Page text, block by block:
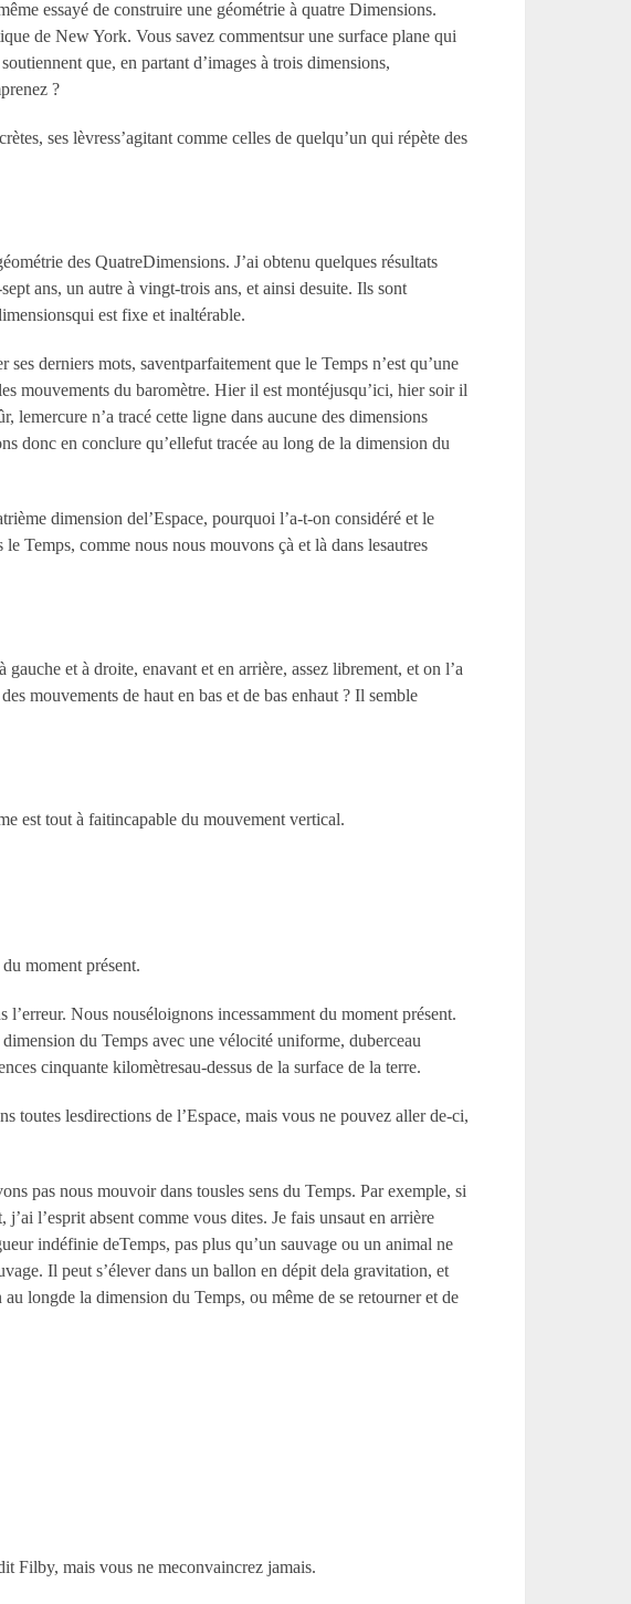
essayé de construire une géométrie à quatre Dimensions.
de New York. Vous savez commentsur une surface plane qui
que, en partant d’images à trois dimensions,
?
ses lèvress’agitant comme celles de quelqu’un qui répète des
des QuatreDimensions. J’ai obtenu quelques résultats
ans, un autre à vingt-trois ans, et ainsi desuite. Ils sont
est fixe et inaltérable.
derniers mots, saventparfaitement que le Temps n’est qu’une
mouvements du baromètre. Hier il est montéjusqu’ici, hier soir il
lemercure n’a tracé cette ligne dans aucune des dimensions
donc en conclure qu’ellefut tracée au long de la dimension du
dimension del’Espace, pourquoi l’a-t-on considéré et le
Temps, comme nous nous mouvons çà et là dans lesautres
et à droite, enavant et en arrière, assez librement, et on l’a
mouvements de haut en bas et de bas enhaut ? Il semble
est tout à faitincapable du mouvement vertical.
moment présent.
Nous nouséloignons incessamment du moment présent.
du Temps avec une vélocité uniforme, duberceau
cinquante kilomètresau-dessus de la surface de la terre.
lesdirections de l’Espace, mais vous ne pouvez aller de-ci,
pas nous mouvoir dans tousles sens du Temps. Par exemple, si
l’esprit absent comme vous dites. Je fais unsaut en arrière
indéfinie deTemps, pas plus qu’un sauvage ou un animal ne
Il peut s’élever dans un ballon en dépit dela gravitation, et
longde la dimension du Temps, ou même de se retourner et de
Filby, mais vous ne meconvaincrez jamais.